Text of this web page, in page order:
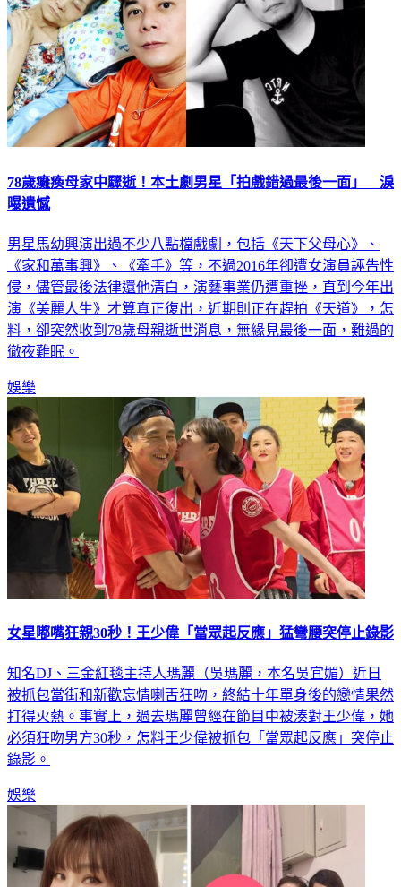
78歲癱瘓母家中驟逝！本土劇男星「拍戲錯過最後一面」 淚
曝遺憾
男星馬幼興演出過不少八點檔戲劇，包括《天下父母心》、
《家和萬事興》、《牽手》等，不過2016年卻遭女演員誣告性
侵，儘管最後法律還他清白，演藝事業仍遭重挫，直到今年出
演《美麗人生》才算真正復出，近期則正在趕拍《天道》，怎
料，卻突然收到78歲母親逝世消息，無緣見最後一面，難過的
徹夜難眠。
娛樂
女星嘟嘴狂親30秒！王少偉「當眾起反應」猛彎腰突停止錄影
知名DJ、三金紅毯主持人瑪麗（吳瑪麗，本名吳宜媚）近日
被抓包當街和新歡忘情喇舌狂吻，終結十年單身後的戀情果然
打得火熱。事實上，過去瑪麗曾經在節目中被湊對王少偉，她
必須狂吻男方30秒，怎料王少偉被抓包「當眾起反應」突停止
錄影。
娛樂